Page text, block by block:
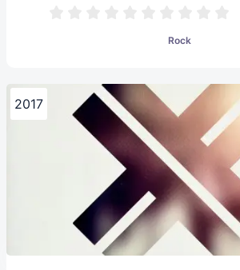
Rock
2017